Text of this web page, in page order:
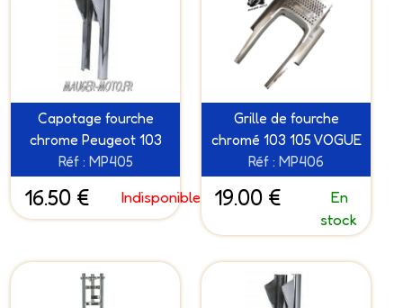
Capotage fourche
chrome Peugeot 103
Réf : MP405
16.50 € Indisponible
Grille de fourche
chromé 103 105 VOGUE
Réf : MP406
19.00 €
En
stock